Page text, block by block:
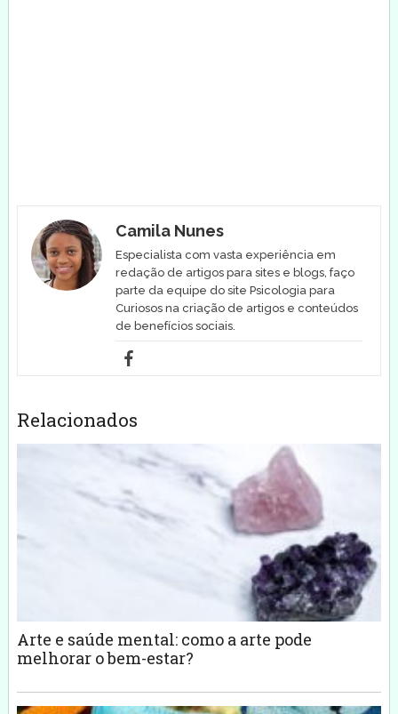
Camila Nunes
Especialista com vasta experiência em
redação de artigos para sites e blogs, faço
parte da equipe do site Psicologia para
Curiosos na criação de artigos e conteúdos
de benefícios sociais.
Relacionados
Arte e saúde mental: como a arte pode
melhorar o bem-estar?